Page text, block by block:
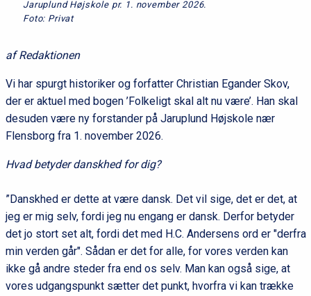
Jaruplund Højskole pr. 1. november 2026.
Foto: Privat
af Redaktionen
Vi har spurgt historiker og forfatter Christian Egander Skov,
der er aktuel med bogen ’Folkeligt skal alt nu være’. Han skal
desuden være ny forstander på Jaruplund Højskole nær
Flensborg fra 1. november 2026.
Hvad betyder danskhed for dig?
”Danskhed er dette at være dansk. Det vil sige, det er det, at
jeg er mig selv, fordi jeg nu engang er dansk. Derfor betyder
det jo stort set alt, fordi det med H.C. Andersens ord er "derfra
min verden går". Sådan er det for alle, for vores verden kan
ikke gå andre steder fra end os selv. Man kan også sige, at
vores udgangspunkt sætter det punkt, hvorfra vi kan trække